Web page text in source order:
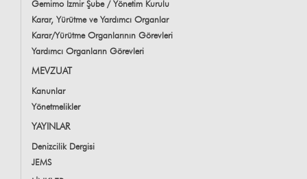
Gemimo İzmir Şube / Yönetim Kurulu
Karar, Yürütme ve Yardımcı Organlar
Karar/Yürütme Organlarının Görevleri
Yardımcı Organların Görevleri
MEVZUAT
Kanunlar
Yönetmelikler
YAYINLAR
Denizcilik Dergisi
JEMS